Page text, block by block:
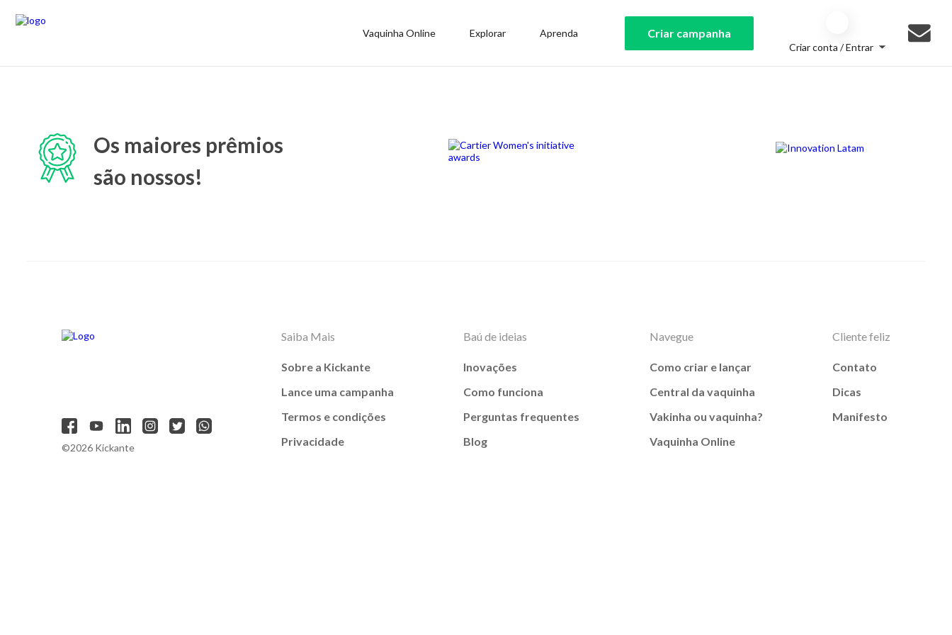
Vaquinha Online Explorar Aprenda Criar campanha
Criar conta / Entrar
Os maiores prêmios
são nossos!
©2026 Kickante
Saiba Mais
Sobre a Kickante
Lance uma campanha
Termos e condições
Privacidade
Baú de ideias
Inovações
Como funciona
Perguntas frequentes
Blog
Navegue
Como criar e lançar
Central da vaquinha
Vakinha ou vaquinha?
Vaquinha Online
Cliente feliz
Contato
Dicas
Manifesto